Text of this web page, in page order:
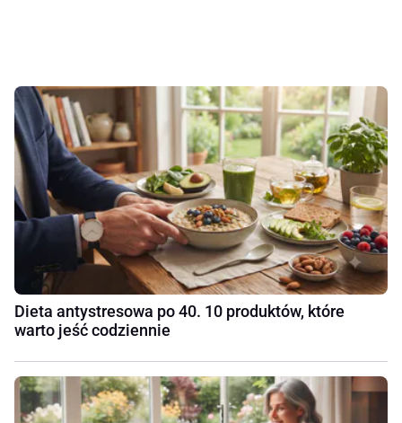
Dieta antystresowa po 40. 10 produktów, które
warto jeść codziennie